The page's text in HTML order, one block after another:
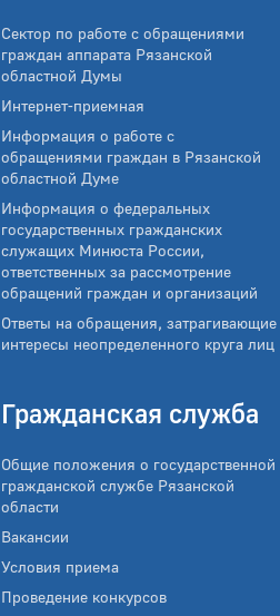
Сектор по работе с обращениями
граждан аппарата Рязанской
областной Думы
Интернет-приемная
Информация о работе с
обращениями граждан в Рязанской
областной Думе
Информация о федеральных
государственных гражданских
служащих Минюста России,
ответственных за рассмотрение
обращений граждан и организаций
Ответы на обращения, затрагивающие
интересы неопределенного круга лиц
Гражданская служба
Общие положения о государственной
гражданской службе Рязанской
области
Вакансии
Условия приема
Проведение конкурсов